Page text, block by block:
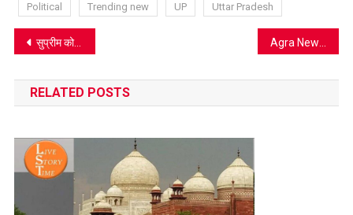
Political
Trending new UP Uttar Pradesh
Post
navigation
सुप्रीम कोर्ट की सख्ती: प्रदूषण नीति पूरे देश के लिए जरूरी, सिर्फ दिल्ली-एनसीआर तक सीमित नहीं
RELATED POSTS